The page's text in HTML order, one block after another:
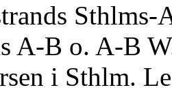
Sthlms-
A-B o. A-B
i Sthlm.